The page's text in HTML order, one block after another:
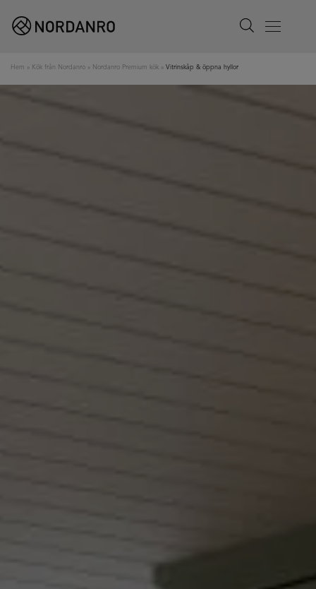
Search
Menu
Hem » Kök från Nordanro » Nordanro Premium kök » Vitrinskåp & öppna hyllor